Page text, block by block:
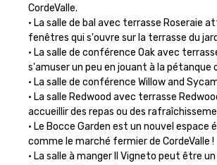
CordeValle.
• La salle de bal avec terrasse Roseraie
fenêtres qui s'ouvre sur la terrasse du
• La salle de conférence Oak avec
s'amuser un peu en jouant à la pétanque
• La salle de conférence Willow and
• La salle Redwood avec terrasse
accueillir des repas ou des
• Le Bocce Garden est un nouvel
comme le marché fermier de CordeValle !
• La salle à manger Il Vigneto peut être